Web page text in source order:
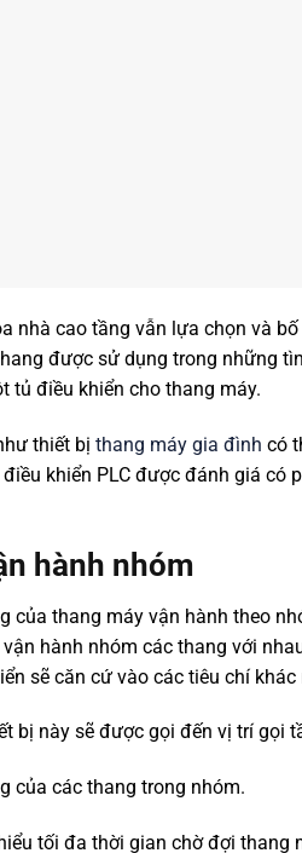
nhà cao tầng vẫn lựa chọn và
được sử dụng trong những
tủ điều khiển cho thang máy.
thiết bị thang máy gia đình có
khiển PLC được đánh giá có
hành nhóm
thang máy vận hành theo
hành nhóm các thang với
sẽ căn cứ vào các tiêu chí khác
bị này sẽ được gọi đến vị trí gọi
của các thang trong nhóm.
tối đa thời gian chờ đợi